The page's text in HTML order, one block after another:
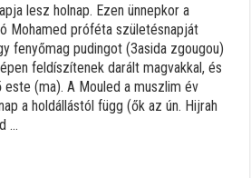
lesz holnap. Ezen ünnepkor a
Mohamed próféta születésnapját
fenyőmag pudingot (3asida zgougou)
feldíszítenek darált magvakkal, és
(ma). A Mouled a muszlim év
a holdállástól függ (ők az ún. Hijrah
...